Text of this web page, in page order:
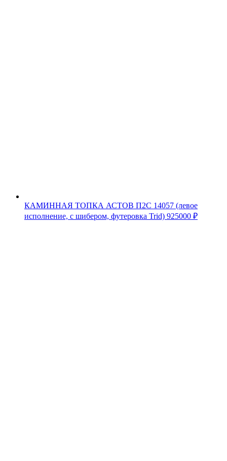
КАМИННАЯ ТОПКА АСТОВ П2С 14057 (левое
исполнение, с шибером, футеровка Trid) 925000 ₽